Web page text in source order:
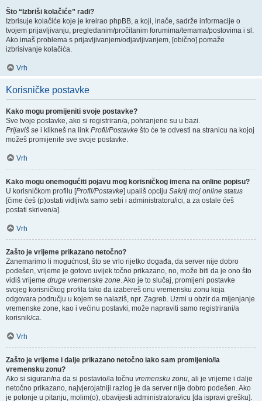
Što “Izbriši kolačiće” radi?
Izbrisuje kolačiće koje je kreirao phpBB, a koji, inače, sadrže informacije o
tvojem prijavljivanju, pregledanim/pročitanim forumima/temama/postovima i sl.
Ako imaš problema s prijavljivanjem/odjavljivanjem, [obično] pomaže
izbrisivanje kolačića.
Vrh
Korisničke postavke
Kako mogu promijeniti svoje postavke?
Sve tvoje postavke, ako si registriran/a, pohranjene su u bazi.
Prijaviš se i klikneš na link Profil/Postavke što će te odvesti na stranicu na kojoj
možeš promijenite sve svoje postavke.
Vrh
Kako mogu onemogućiti pojavu mog korisničkog imena na online popisu?
U korisničkom profilu [Profil/Postavke] upališ opciju Sakrij moj online status
[čime ćeš (p)ostati vidljiv/a samo sebi i administratoru/ici, a za ostale ćeš
postati skriven/a].
Vrh
Zašto je vrijeme prikazano netočno?
Zanemarimo li mogućnost, što se vrlo rijetko događa, da server nije dobro
podešen, vrijeme je gotovo uvijek točno prikazano, no, može biti da je ono što
vidiš vrijeme druge vremenske zone. Ako je to slučaj, promijeni postavke
svojeg korisničkog profila tako da izabereš onu vremensku zonu koja
odgovara području u kojem se nalaziš, npr. Zagreb. Uzmi u obzir da mijenjanje
vremenske zone, kao i većinu postavki, može napraviti samo registrirani/a
korisnik/ca.
Vrh
Zašto je vrijeme i dalje prikazano netočno iako sam promijenio/la
vremensku zonu?
Ako si siguran/na da si postavio/la točnu vremensku zonu, ali je vrijeme i dalje
netočno prikazano, najvjerojatniji razlog je da server nije dobro podešen. Ako
je potonje u pitanju, molim(o), obavijesti administratora/icu [da ispravi grešku].